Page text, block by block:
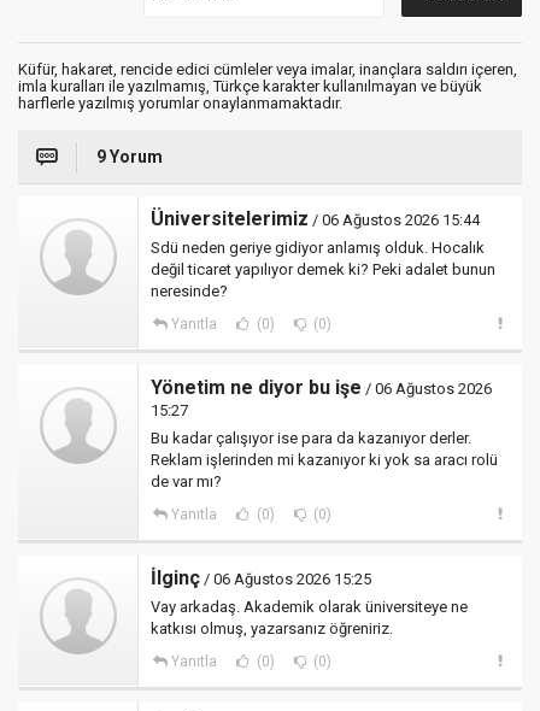
Küfür, hakaret, rencide edici cümleler veya imalar, inançlara saldırı içeren,
imla kuralları ile yazılmamış, Türkçe karakter kullanılmayan ve büyük
harflerle yazılmış yorumlar onaylanmamaktadır.
9 Yorum
Üniversitelerimiz / 06 Ağustos 2026 15:44
Sdü neden geriye gidiyor anlamış olduk. Hocalık
değil ticaret yapılıyor demek ki? Peki adalet bunun
neresinde?
Yanıtla (0) (0)
Yönetim ne diyor bu işe / 06 Ağustos 2026
15:27
Bu kadar çalışıyor ise para da kazanıyor derler.
Reklam işlerinden mi kazanıyor ki yok sa aracı rolü
de var mı?
Yanıtla (0) (0)
İlginç / 06 Ağustos 2026 15:25
Vay arkadaş. Akademik olarak üniversiteye ne
katkısı olmuş, yazarsanız öğreniriz.
Yanıtla (0) (0)